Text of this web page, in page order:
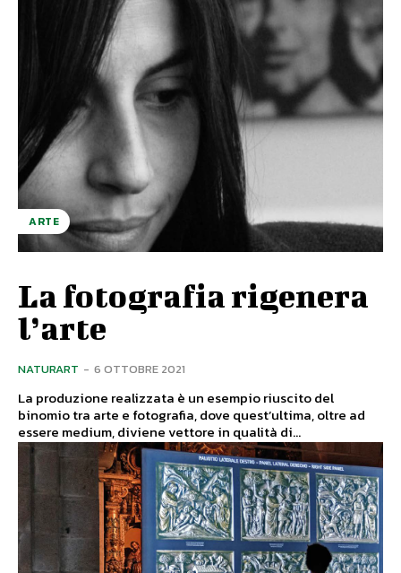
ARTE
La fotografia rigenera
l’arte
NATURART - 6 OTTOBRE 2021
La produzione realizzata è un esempio riuscito del
binomio tra arte e fotografia, dove quest’ultima, oltre ad
essere medium, diviene vettore in qualità di...